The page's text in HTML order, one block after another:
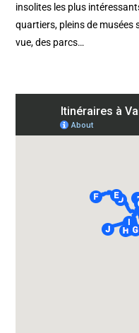
insolites les plus
quartiers, pleins de musées
vue, des parcs…